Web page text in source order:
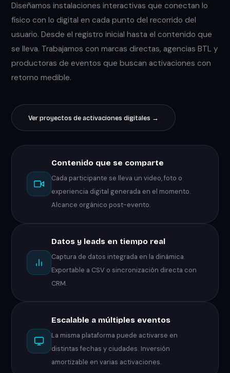
Diseñamos instalaciones interactivas que conectan lo
físico con lo digital en cada punto del recorrido del
usuario. Desde el registro inicial hasta el contenido que
se lleva. Trabajamos con marcas directas, agencias BTL y
productoras de eventos que buscan activaciones con
retorno medible.
Ver proyectos de activaciones digitales →
Contenido que se comparte
Cada participante se lleva un video, foto o
experiencia digital generada en el momento.
Alcance orgánico post-evento.
Datos y leads en tiempo real
Captura de datos integrada en la dinámica.
Exportable a CSV o sincronización directa con
CRM.
Escalable a múltiples eventos
La misma plataforma puede activarse en
distintas fechas y ciudades. Inversión
amortizable en varias activaciones.